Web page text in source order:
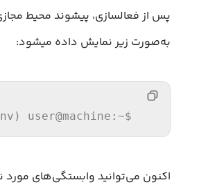
پس از فعالسازی، پیشوند محیط
به‌صورت زیر نمایش داده میشود:
) user@machine:~$
اکنون می‌توانید وابستگی‌های مورد